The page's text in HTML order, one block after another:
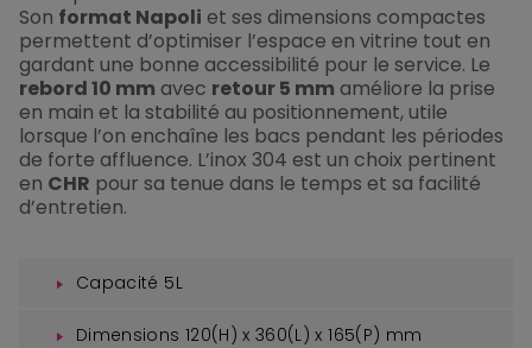
Son format Napoli et ses dimensions compactes
permettent d’optimiser l’espace en vitrine tout en
gardant une bonne accessibilité pour le service. Le
rebord 10 mm avec retour 5 mm améliore la prise
en main et la stabilité au positionnement, utile
lorsque l’on enchaîne les bacs pendant les périodes
de forte affluence. L’inox 304 est un choix pertinent
en CHR pour sa tenue dans le temps et sa facilité
d’entretien.
Capacité 5L
Dimensions 120(H) x 360(L) x 165(P) mm